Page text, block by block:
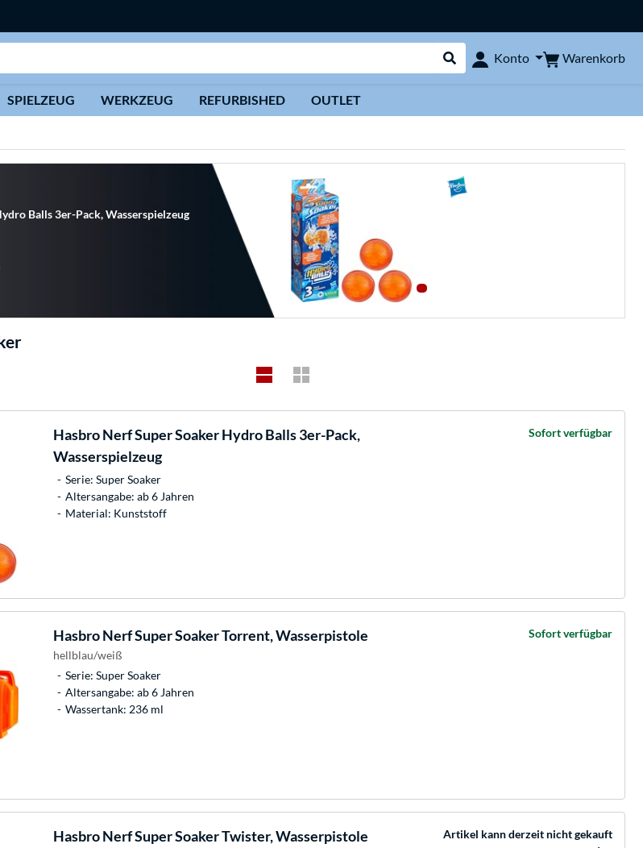
Suche durchführen
Konto Warenkorb
SPIELZEUG WERKZEUG REFURBISHED OUTLET
Balls 3er-Pack, Wasserspielzeug
HasbroNerf Super Soaker Hydro Balls 3er-Pack,
Wasserspielzeug
Serie: Super Soaker
Altersangabe: ab 6 Jahren
Material: Kunststoff
Sofort verfügbar
HasbroNerf Super Soaker Torrent, Wasserpistole
hellblau/weiß
Serie: Super Soaker
Altersangabe: ab 6 Jahren
Wassertank: 236 ml
Sofort verfügbar
HasbroNerf Super Soaker Twister, Wasserpistole
Artikel kann derzeit nicht gekauft